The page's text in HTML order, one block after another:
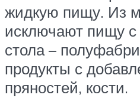
жидкую пищу. Из
исключают пищу с
стола –
продукты с
пряностей, кости.